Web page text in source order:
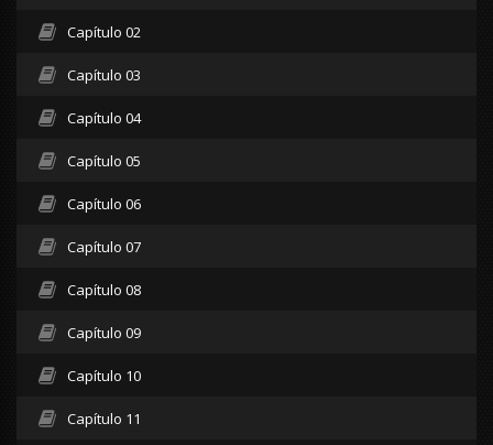
Capítulo 02
Capítulo 03
Capítulo 04
Capítulo 05
Capítulo 06
Capítulo 07
Capítulo 08
Capítulo 09
Capítulo 10
Capítulo 11